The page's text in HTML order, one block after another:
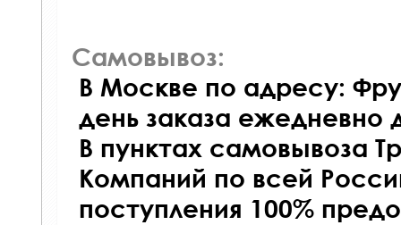
Самовывоз:
В Москве по адресу:
день заказа ежедневно
В пунктах самовывоза
Компаний по всей
поступления 100%